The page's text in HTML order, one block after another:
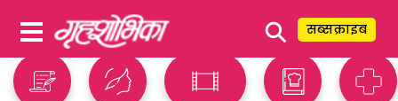
⚲ सब्सक्राइब